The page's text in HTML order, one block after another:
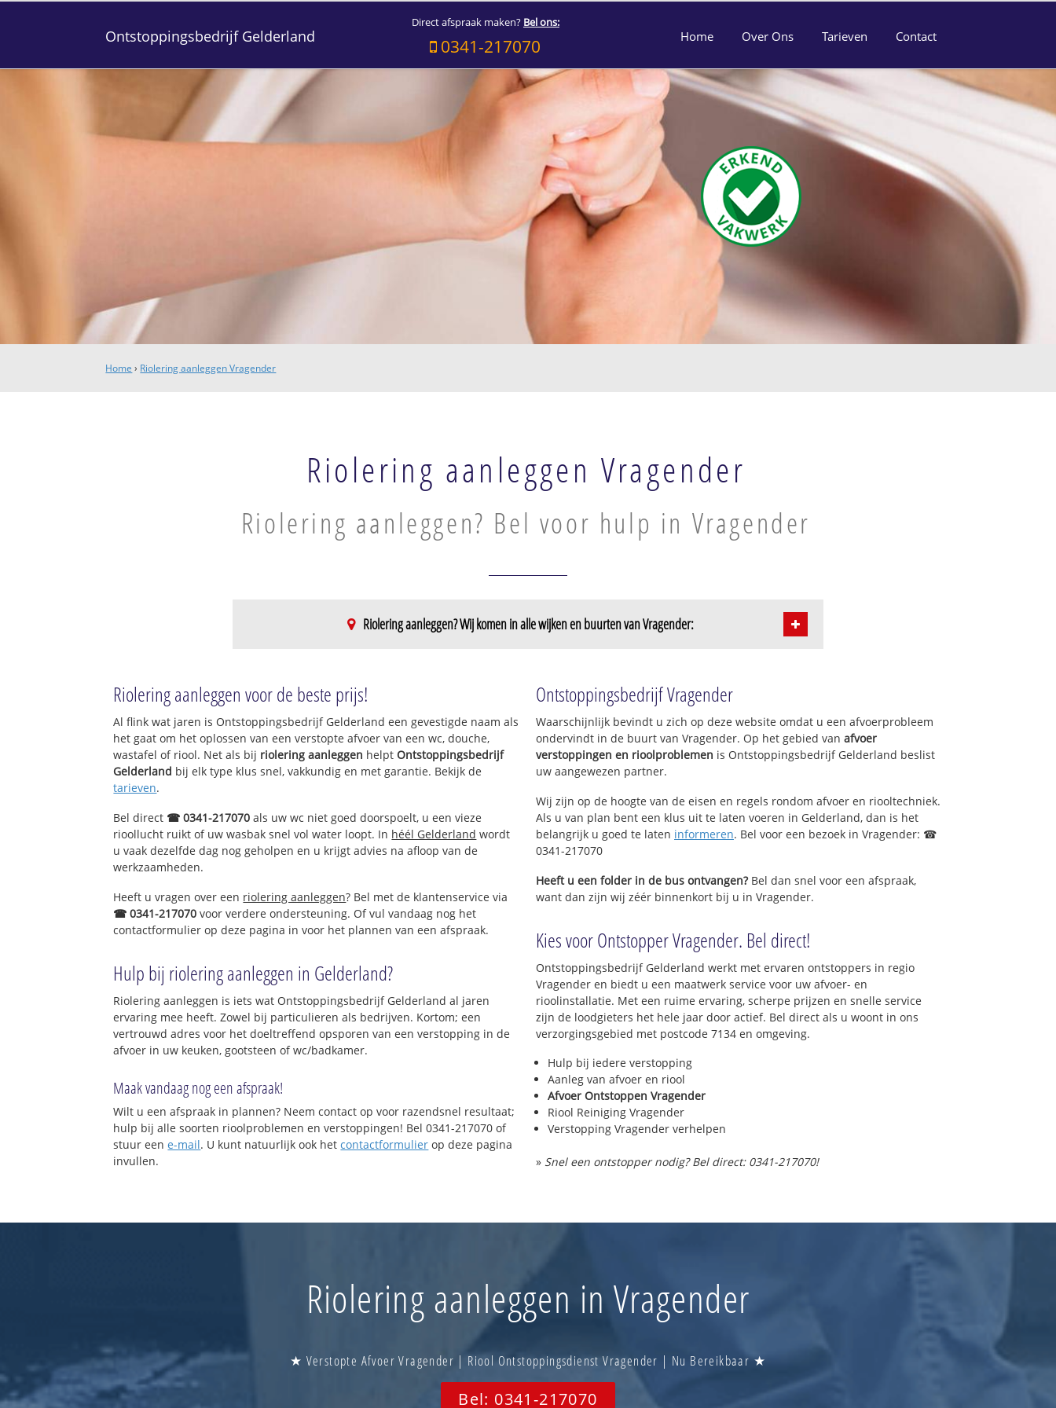
Ontstoppingsbedrijf Gelderland
Direct afspraak maken? Bel ons:
0341-217070 Home Over Ons Tarieven Contact
Home › Riolering aanleggen Vragender
Riolering aanleggen Vragender
Riolering aanleggen? Bel voor hulp in Vragender
Riolering aanleggen? Wij komen in alle wijken en buurten van Vragender:
Riolering aanleggen voor de beste prijs!
Al flink wat jaren is Ontstoppingsbedrijf Gelderland een gevestigde naam als
het gaat om het oplossen van een verstopte afvoer van een wc, douche,
wastafel of riool. Net als bij riolering aanleggen helptOntstoppingsbedrijf
Gelderland bij elk type klus snel, vakkundig en met garantie. Bekijk de
tarieven.
Bel direct ☎ 0341-217070 als uw wc niet goed doorspoelt, u een vieze
rioollucht ruikt of uw wasbak snel vol water loopt. In héél Gelderland wordt
u vaak dezelfde dag nog geholpen en u krijgt advies na afloop van de
werkzaamheden.
Heeft u vragen over een riolering aanleggen? Bel met de klantenservice via
☎ 0341-217070 voor verdere ondersteuning. Of vul vandaag nog het
contactformulier op deze pagina in voor het plannen van een afspraak.
Hulp bij riolering aanleggen in Gelderland?
Riolering aanleggen is iets wat Ontstoppingsbedrijf Gelderland al jaren
ervaring mee heeft. Zowel bij particulieren als bedrijven. Kortom; een
vertrouwd adres voor het doeltreffend opsporen van een verstopping in de
afvoer in uw keuken, gootsteen of wc/badkamer.
Maak vandaag nog een afspraak!
Wilt u een afspraak in plannen? Neem contact op voor razendsnel resultaat;
hulp bij alle soorten rioolproblemen en verstoppingen! Bel 0341-217070 of
stuur eene-mail. U kunt natuurlijk ook hetcontactformulier op deze pagina
invullen.
Ontstoppingsbedrijf Vragender
Waarschijnlijk bevindt u zich op deze website omdat u een afvoerprobleem
ondervindt in de buurt van Vragender. Op het gebied van afvoer
verstoppingen en rioolproblemen is Ontstoppingsbedrijf Gelderland beslist
uw aangewezen partner.
Wij zijn op de hoogte van de eisen en regels rondom afvoer en riooltechniek.
Als u van plan bent een klus uit te laten voeren in Gelderland, dan is het
belangrijk u goed te laten informeren. Bel voor een bezoek in Vragender: ☎
0341-217070
Heeft u een folder in de bus ontvangen?Bel dan snel voor een afspraak,
want dan zijn wij zéér binnenkort bij u in Vragender.
Kies voor Ontstopper Vragender. Bel direct!
Ontstoppingsbedrijf Gelderland werkt met ervaren ontstoppers in regio
Vragender en biedt u een maatwerk service voor uw afvoer- en
rioolinstallatie. Met een ruime ervaring, scherpe prijzen en snelle service
zijn de loodgieters het hele jaar door actief. Bel direct als u woont in ons
verzorgingsgebied met postcode 7134 en omgeving.
Hulp bij iedere verstopping
Aanleg van afvoer en riool
Afvoer Ontstoppen Vragender
Riool Reiniging Vragender
Verstopping Vragender verhelpen
» Snel een ontstopper nodig? Bel direct: 0341-217070!
Riolering aanleggen in Vragender
★ Verstopte Afvoer Vragender | Riool Ontstoppingsdienst Vragender | Nu Bereikbaar ★
Bel: 0341-217070